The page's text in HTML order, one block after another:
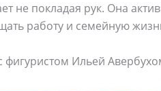
не покладая рук. Она
работу и семейную
фигуристом Ильей